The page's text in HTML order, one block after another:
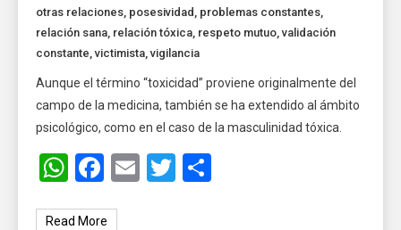
otras relaciones, posesividad , problemas constantes,
relación sana, relación tóxica, respeto mutuo,validación
constante,victimista,vigilancia
Aunque el término “toxicidad” proviene originalmente del
campo de la medicina, también se ha extendido al ámbito
psicológico, como en el caso de la masculinidad tóxica.
WhatsApp
Facebook
EmailTwitter
Read More